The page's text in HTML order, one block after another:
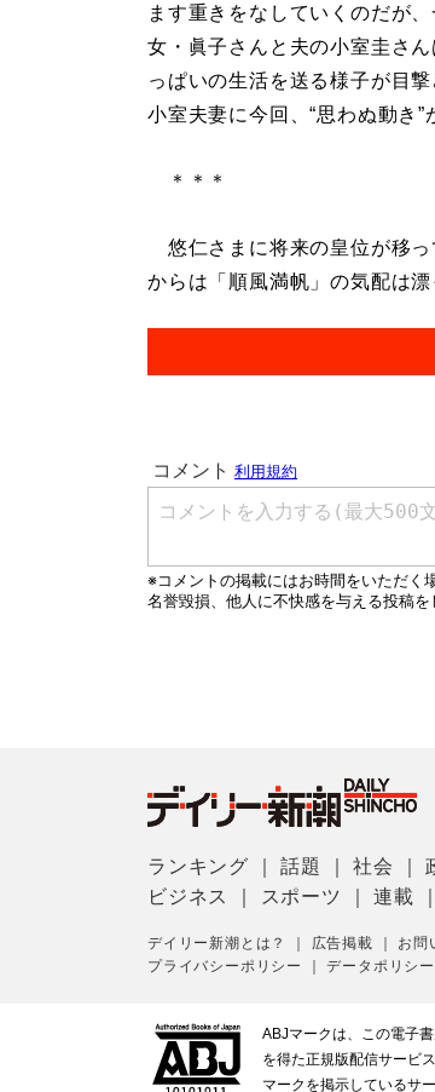
ます重きをなしていくのだが
女・眞子さんと夫の小室圭さ
っぱいの生活を送る様子が目
小室夫妻に今回、“思わぬ動き”
＊＊＊
悠仁さまに将来の皇位が移っ
からは「順風満帆」の気配は
ランキング ｜話題 ｜社会 ｜
ビジネス
スポーツ ｜連載
デイリー新潮とは？ ｜ 広告掲載 ｜ お問
プライバシーポリシー
｜データポリシー
ABJマークは、この電子
を得た正規版配信サービ
マークを掲示しているサ